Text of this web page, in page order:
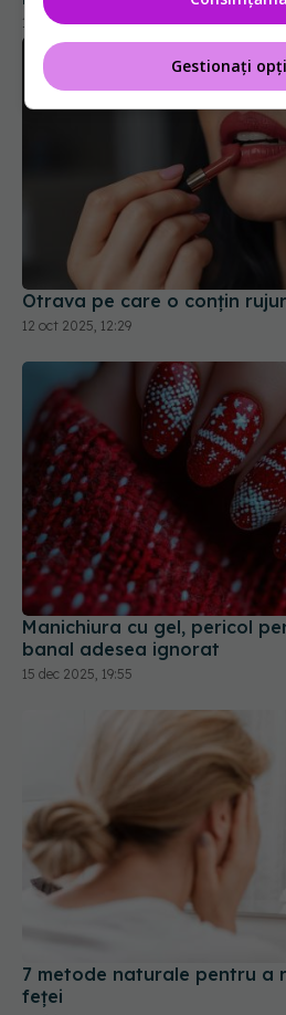
Otrava pe care o conțin
12 oct 2025, 12:29
Manichiura cu gel, pericol
banal adesea ignorat
15 dec 2025, 19:55
7 metode naturale pentru a
Gestionați